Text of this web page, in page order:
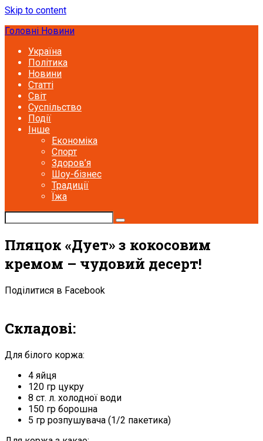
Skip to content
Головні Новини
Україна
Політика
Новини
Статті
Світ
Суспільство
Події
Інше
Економіка
Спорт
Здоров’я
Шоу-бізнес
Традиції
Їжа
Пляцок «Дует» з кокосовим
кремом – чудовий десерт!
Поділитися в Facebook
Складові:
Для білого коржа:
4 яйця
120 гр цукру
8 ст. л. холодної води
150 гр борошна
5 гр розпушувача (1/2 пакетика)